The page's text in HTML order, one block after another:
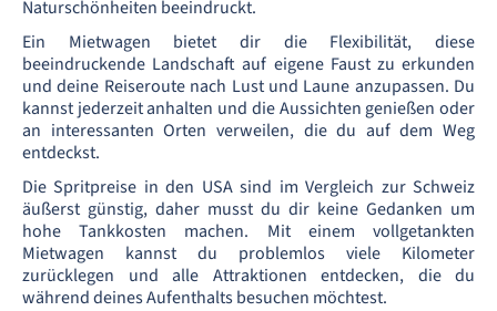
Naturschönheiten beeindruckt.
Ein Mietwagen bietet dir die Flexibilität, diese
beeindruckende Landschaft auf eigene Faust zu erkunden
und deine Reiseroute nach Lust und Laune anzupassen. Du
kannst jederzeit anhalten und die Aussichten genießen oder
an interessanten Orten verweilen, die du auf dem Weg
entdeckst.
Die Spritpreise in den USA sind im Vergleich zur Schweiz
äußerst günstig, daher musst du dir keine Gedanken um
hohe Tankkosten machen. Mit einem vollgetankten
Mietwagen kannst du problemlos viele Kilometer
zurücklegen und alle Attraktionen entdecken, die du
während deines Aufenthalts besuchen möchtest.